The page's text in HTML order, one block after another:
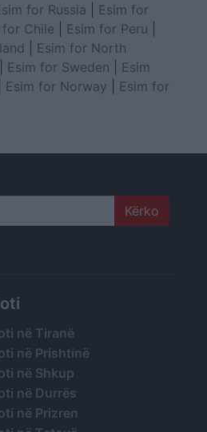
for Russia
Esim for
for Chile Esim for Peru
Esim for North
Esim for Sweden
Esim
Esim for Norway
Esim for
në Tiranë
në Prishtinë
në Shkup
në Durrës
në Prizren